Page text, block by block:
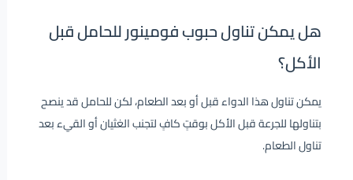
هل يمكن تناول حبوب فومينور للحامل قبل
الأكل؟
يمكن تناول هذا الدواء قبل أو بعد الطعام، لكن للحامل قد ينصح
بتناولها للجرعة قبل الأكل بوقتٍ كافٍ لتجنب الغثيان أو القيء بعد
تناول الطعام.